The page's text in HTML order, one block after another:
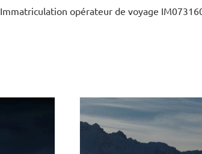
Immatriculation opérateur de voyage